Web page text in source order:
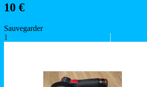
10 €
Sauvegarder
1